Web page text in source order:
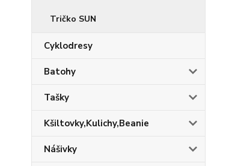
Tričko SUN
Cyklodresy
Batohy
Tašky
Kšiltovky,Kulichy,Beanie
Nášivky